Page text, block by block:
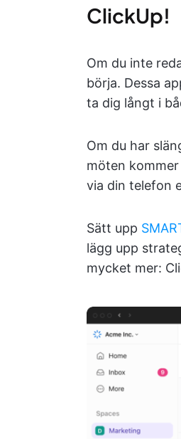
ClickUp!
Om du inte
börja. Dessa
ta dig långt i
Om du har
möten
via din telefon
Sätt upp
lägg upp
mycket mer: